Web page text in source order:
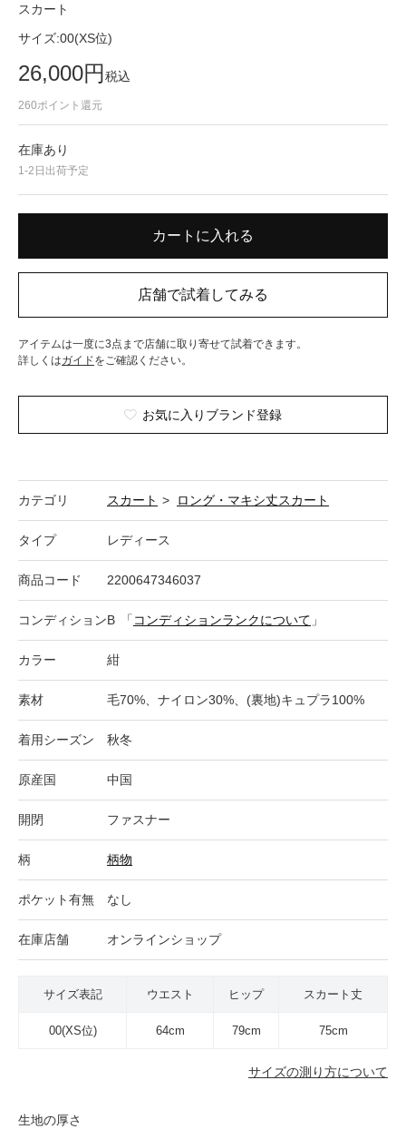
スカート
サイズ:00(XS位)
26,000円税込
260ポイント還元
在庫あり
1-2日出荷予定
アイテムは一度に3点まで店舗に取り寄せて試着できます。
詳しくはガイドをご確認ください。
お気に入りブランド登録
カテゴリ スカート > ロング・マキシ丈スカート
タイプ レディース
商品コード 2200647346037
コンディションB 「 コンディションランクについて 」
カラー 紺
素材 毛70%、ナイロン30%、(裏地)キュプラ100%
着用シーズン 秋冬
原産国 中国
開閉 ファスナー
柄 柄物
ポケット有無 なし
在庫店舗 オンラインショップ
サイズ表記 ウエスト ヒップ スカート丈
00(XS位) 64cm 79cm 75cm
サイズの測り方について
生地の厚さ